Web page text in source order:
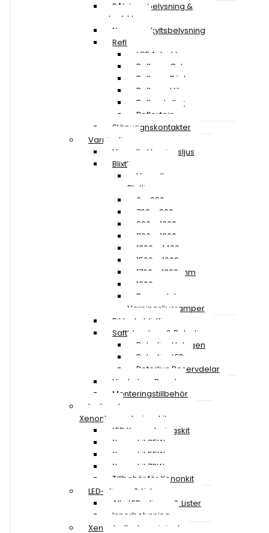
Påhängsbelysning &
ploglyktor
Nummerskyltsbelysning
Reflexer
LGF A-traktor
Reflexer Gula
Reflexer Röda
Reflexer Vita
Reflexskyltar
Reflextejp
Släpvagnskontakter
Varningljus
Visa alla Varningsljus
Blixtljusramper
Visa alla
Blixtljusramper
0 – 699 mm
700 – 899 mm
900 – 1099 mm
1100 – 1299 mm
1300 – 1499 mm
1500 – 1699 mm
1700 – 1899 mm
1900 mm »
Reservdelar
Varningsljusramper
Riktade blixtljus
Saftblandare & Rotorljus
Rotorljus Halogen
Rotorljus LED
Rotorljus Reservdelar
Vindruta – Panel
Monteringstillbehör
Led- och
Xenonkonverteringskit
LED Konverteringskit
Xenonkit 35W
Xenonkit 55W
Xenonkit 70W
Tillbehör för Xenonkit
LED-slingor & Lister
Alla LED-slingor & Lister
Innerbelysning
Xenonballaster original